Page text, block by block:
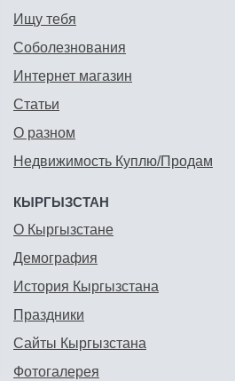
Ищу тебя
Соболезнования
Интернет магазин
Статьи
О разном
Недвижимость Куплю/Продам
КЫРГЫЗСТАН
О Кыргызстане
Демография
История Кыргызстана
Праздники
Сайты Кыргызстана
Фотогалерея